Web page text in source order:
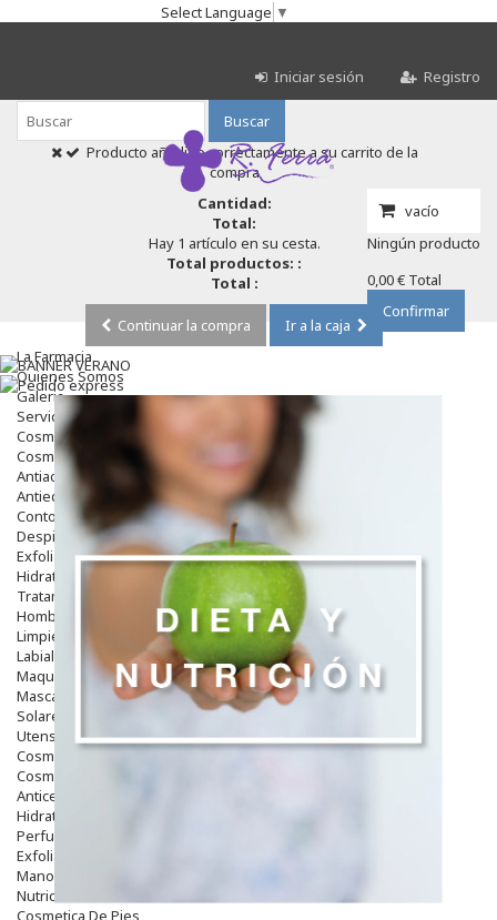
Select Language ▼
Iniciar sesión Registro
Buscar
vacío
Ningún producto
0,00 € Total
Confirmar
Producto añadido correctamente a su carrito de la
compra
Cantidad:
Total:
Hay 1 artículo en su cesta.
Total productos: :
Total :
Continuar la compra
Ir a la caja
La Farmacia
Quienes Somos
Galeria
Servicios
Cosmética
Cosmética Facial
Antiacné
Antiedad
Contorno De Ojos
Despigmentantes
Exfoliantes
Hidratantes
Tratamientos De Noche
Hombre
Limpieza
Labiales
Maquillajes Y Color
Mascarillas
Solares
Utensilios
Cosmética Capilar
Cosmética Corporal
Anticelulíticos
Hidratantes Corporales
Perfumes Y Colonias
Exfoliantes Corporales
Manos Y Uñas
Nutricosmética
Cosmetica De Pies